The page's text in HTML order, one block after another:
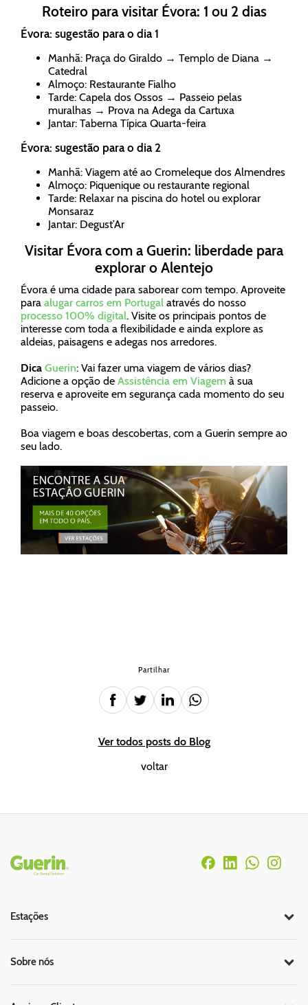
Roteiro para visitar Évora: 1 ou 2 dias
Évora: sugestão para o dia 1
Manhã: Praça do Giraldo → Templo de Diana →
Catedral
Almoço: Restaurante Fialho
Tarde: Capela dos Ossos → Passeio pelas
muralhas → Prova na Adega da Cartuxa
Jantar: Taberna Típica Quarta-feira
Évora: sugestão para o dia 2
Manhã: Viagem até ao Cromeleque dos Almendres
Almoço: Piquenique ou restaurante regional
Tarde: Relaxar na piscina do hotel ou explorar
Monsaraz
Jantar: Degust’Ar
Visitar Évora com a Guerin: liberdade para
explorar o Alentejo
Évora é uma cidade para saborear com tempo. Aproveite
para alugar carros em Portugal através do nosso
processo 100% digital. Visite os principais pontos de
interesse com toda a flexibilidade e ainda explore as
aldeias, paisagens e adegas nos arredores.
Dica Guerin: Vai fazer uma viagem de vários dias?
Adicione a opção de Assistência em Viagem à sua
reserva e aproveite em segurança cada momento do seu
passeio.
Boa viagem e boas descobertas, com a Guerin sempre ao
seu lado.
Partilhar
Ver todos posts do Blog
voltar
Rodapé
Estações
Sobre nós